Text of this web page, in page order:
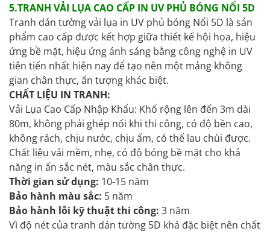
5.TRANH VẢI LỤA CAO CẤP IN UV PHỦ BÓNG NỔI 5D
Tranh dán tường vải lụa in UV phủ bóng Nổi 5D là sản
phẩm cao cấp được kết hợp giữa thiết kế hội họa, hiệu
ứng bề mặt, hiệu ứng ánh sáng bằng công nghệ in UV
tiên tiến nhất hiện nay để tạo nên một mảng không
gian chân thực, ấn tượng khác biệt.
CHẤT LIỆU IN TRANH:
Vải Lụa Cao Cấp Nhập Khẩu: Khổ rộng lên đến 3m dài
80m, không phải ghép nối khi thi công, có độ bền cao,
không rách, chịu nước, chịu ẩm, có thể lau chùi được.
Chất liệu vải mềm, nhẹ, có độ bóng bề mặt cho khả
năng in ấn sắc nét, màu sắc chân thực.
Thời gian sử dụng: 10-15 năm
Bảo hành màu sắc: 5 năm
Bảo hành lỗi kỹ thuật thi công: 3 năm
Vì độ nét của tranh dán tường 5D khá đặc biệt nên chất